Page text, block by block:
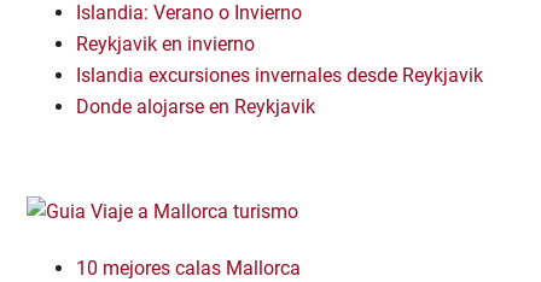
Islandia: Verano o Invierno
Reykjavik en invierno
Islandia excursiones invernales desde Reykjavik
Donde alojarse en Reykjavik
10 mejores calas Mallorca